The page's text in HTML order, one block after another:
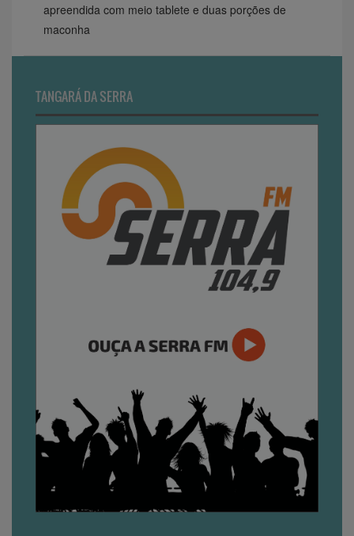
apreendida com meio tablete e duas porções de
maconha
TANGARÁ DA SERRA